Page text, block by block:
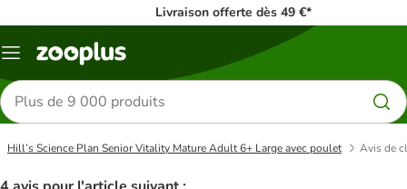
Livraison offerte dès 49 €*
Menu
Rechercher
des
produits
Hill’s Science Plan Senior Vitality Mature Adult 6+ Large avec poulet Avis de